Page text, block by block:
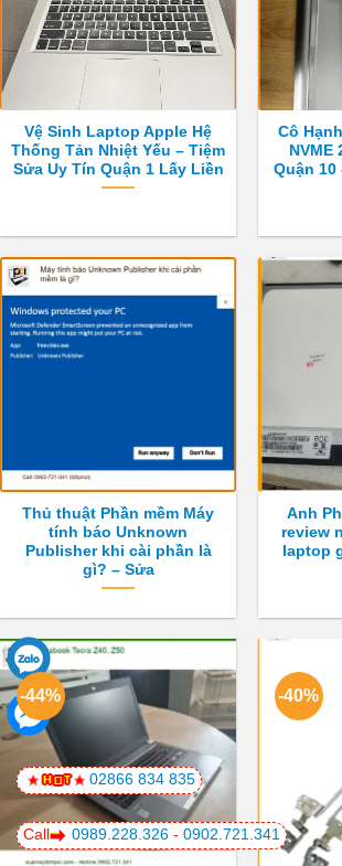
Vệ Sinh Laptop Apple Hệ
Thống Tản Nhiệt Yếu – Tiệm
Sửa Uy Tín Quận 1 Lấy Liền
Cô
NVME
Quận 10
Thủ thuật Phần mềm Máy
tính báo Unknown
Publisher khi cài phần là
gì? – Sửa
Anh
review
laptop
-44% -40%
Call 0989.228.326 - 0902.721.341
02866 834 835
Tư vấn & CSKH
sẵn sàng tư vấn máy tính, laptop,
hỗ trợ kỹ thuật. Quý khách cần hỗ
dung nào ạ?
A+ 👋 👍